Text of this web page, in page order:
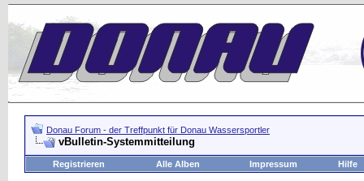
Donau Forum - der Treffpunkt für Donau Wassersportler
vBulletin-Systemmitteilung
Registrieren Alle Alben Impressum Hilfe